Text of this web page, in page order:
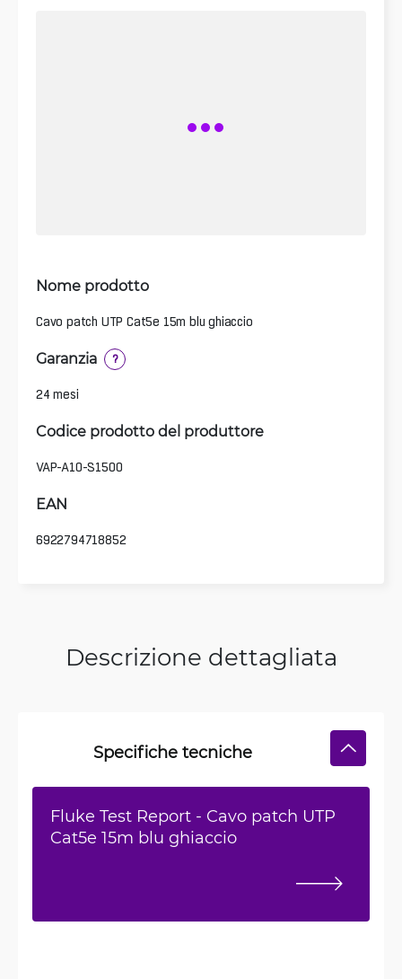
Nome prodotto
Cavo patch UTP Cat5e 15m blu ghiaccio
Garanzia ?
24 mesi
Codice prodotto del produttore
VAP-A10-S1500
EAN
6922794718852
Descrizione dettagliata
Specifiche tecniche
Fluke Test Report - Cavo patch UTP
Cat5e 15m blu ghiaccio